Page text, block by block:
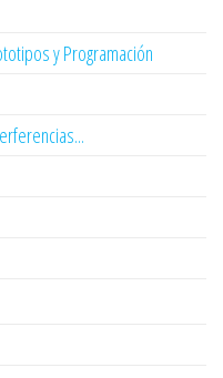
y Programación